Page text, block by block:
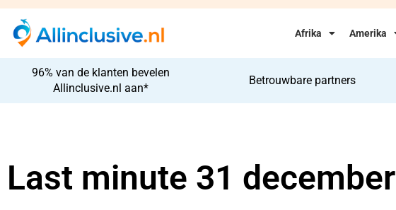
Afrika Amerika
96% van de klanten bevelen
Allinclusive.nl aan*
Betrouwbare partners
Last minute 31 december